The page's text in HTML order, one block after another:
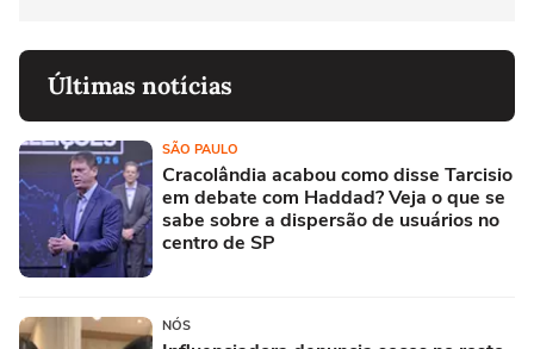
Últimas notícias
SÃO PAULO
Cracolândia acabou como disse Tarcisio
em debate com Haddad? Veja o que se
sabe sobre a dispersão de usuários no
centro de SP
NÓS